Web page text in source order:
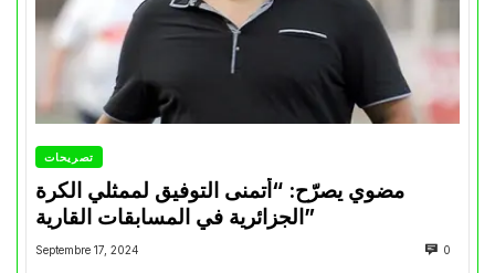
تصريحات
مضوي يصرّح: “أتمنى التوفيق لممثلي الكرة
الجزائرية في المسابقات القارية”
Septembre 17, 2024 0